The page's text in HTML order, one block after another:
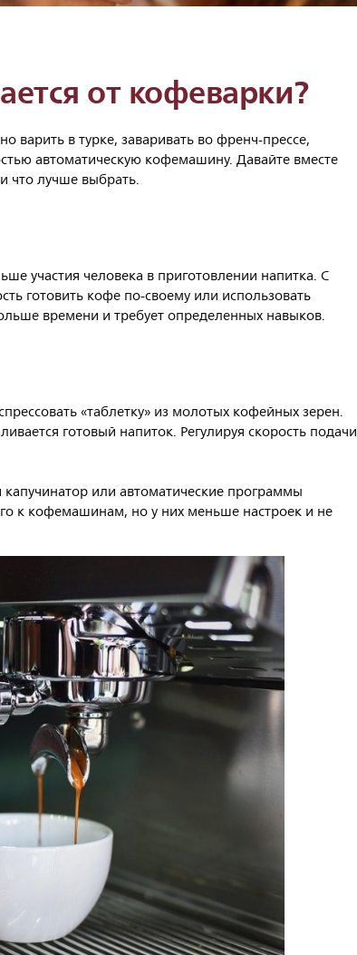
от кофеварки?
варить в турке, заваривать во френч-прессе,
автоматическую кофемашину. Давайте вместе
что лучше выбрать.
участия человека в приготовлении напитка. С
готовить кофе по-своему или использовать
времени и требует определенных навыков.
«таблетку» из молотых кофейных зерен.
готовый напиток. Регулируя скорость подачи
или автоматические программы
к кофемашинам, но у них меньше настроек и не